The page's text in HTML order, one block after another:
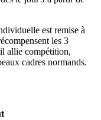
est remise à
les 3
allie compétition,
cadres normands.